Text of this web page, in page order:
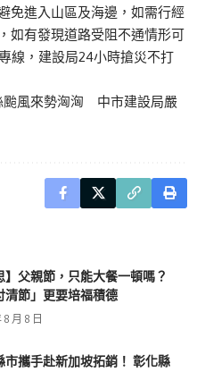
免進入山區及海邊，如需行經
如有發現道路受阻不通情形可
線，建設局24小時搶災不打
颱風來勢洶洶 中市建設局嚴
】父親節，只能大餐一頓嗎？
清節」更要培福積德
8 月 8 日
市攜手赴新加坡拓銷！ 彰化縣